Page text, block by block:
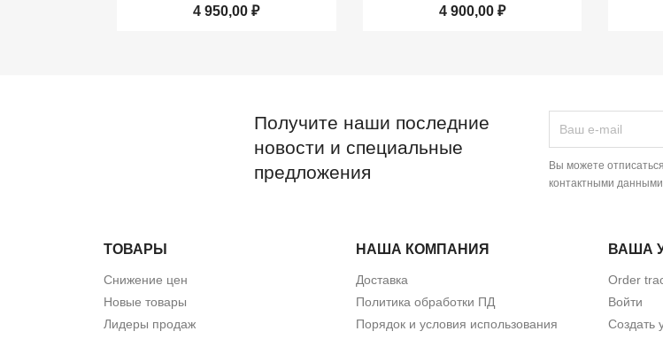
4 950,00 ₽ 4 900,00 ₽
Получите наши последние
новости и специальные
предложения
Вы можете
контактными
ТОВАРЫ
Снижение цен
Новые товары
Лидеры продаж
НАША КОМПАНИЯ
Доставка
Политика обработки ПД
Порядок и условия использования
ВАША
Order
Войти
Создать